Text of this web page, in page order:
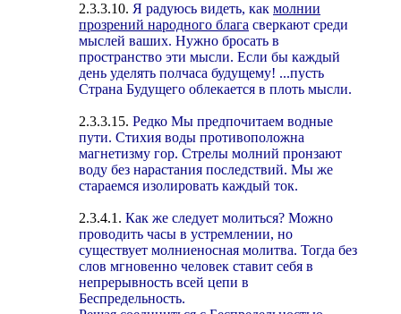
2.3.3.10. Я радуюсь видеть, как молнии
прозрений народного блага сверкают среди
мыслей ваших. Нужно бросать в
пространство эти мысли. Если бы каждый
день уделять полчаса будущему! ...пусть
Страна Будущего облекается в плоть мысли.
2.3.3.15. Редко Мы предпочитаем водные
пути. Стихия воды противоположна
магнетизму гор. Стрелы молний пронзают
воду без нарастания последствий. Мы же
стараемся изолировать каждый ток.
2.3.4.1. Как же следует молиться? Можно
проводить часы в устремлении, но
существует молниеносная молитва. Тогда без
слов мгновенно человек ставит себя в
непрерывность всей цепи в
Беспредельность.